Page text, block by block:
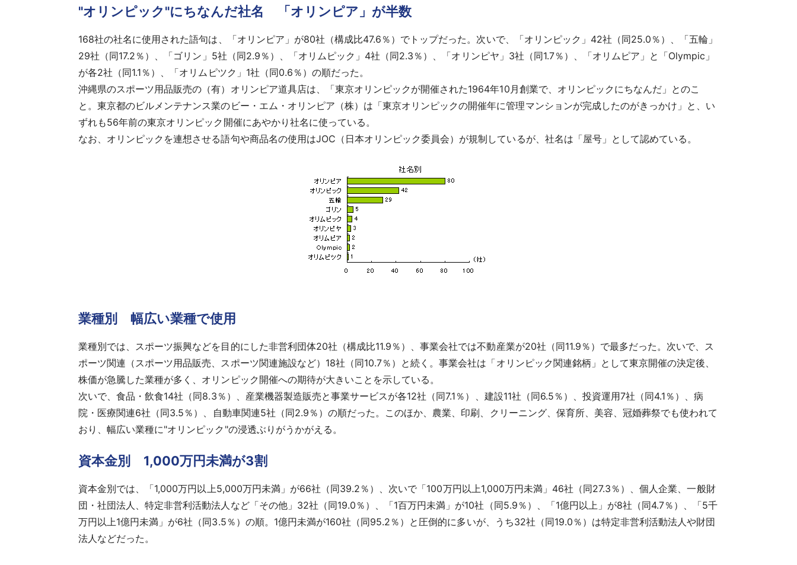
"オリンピック"にちなんだ社名 「オリンピア」が半数
168社の社名に使用された語句は、「オリンピア」が80社（構成比47.6％）でトップだった。次いで、「オリンピック」42社（同25.0％）、「五輪」
29社（同17.2％）、「ゴリン」5社（同2.9％）、「オリムピック」4社（同2.3％）、「オリンピヤ」3社（同1.7％）、「オリムピア」と「Olympic」
が各2社（同1.1％）、「オリムピツク」1社（同0.6％）の順だった。
沖縄県のスポーツ用品販売の（有）オリンピア道具店は、「東京オリンピックが開催された1964年10月創業で、オリンピックにちなんだ」とのこ
と。東京都のビルメンテナンス業のビー・エム・オリンピア（株）は「東京オリンピックの開催年に管理マンションが完成したのがきっかけ」と、い
ずれも56年前の東京オリンピック開催にあやかり社名に使っている。
なお、オリンピックを連想させる語句や商品名の使用はJOC（日本オリンピック委員会）が規制しているが、社名は「屋号」として認めている。
業種別 幅広い業種で使用
業種別では、スポーツ振興などを目的にした非営利団体20社（構成比11.9％）、事業会社では不動産業が20社（同11.9％）で最多だった。次いで、ス
ポーツ関連（スポーツ用品販売、スポーツ関連施設など）18社（同10.7％）と続く。事業会社は「オリンピック関連銘柄」として東京開催の決定後、
株価が急騰した業種が多く、オリンピック開催への期待が大きいことを示している。
次いで、食品・飲食14社（同8.3％）、産業機器製造販売と事業サービスが各12社（同7.1％）、建設11社（同6.5％）、投資運用7社（同4.1％）、病
院・医療関連6社（同3.5％）、自動車関連5社（同2.9％）の順だった。このほか、農業、印刷、クリーニング、保育所、美容、冠婚葬祭でも使われて
おり、幅広い業種に"オリンピック"の浸透ぶりがうかがえる。
資本金別 1,000万円未満が3割
資本金別では、「1,000万円以上5,000万円未満」が66社（同39.2％）、次いで「100万円以上1,000万円未満」46社（同27.3％）、個人企業、一般財
団・社団法人、特定非営利活動法人など「その他」32社（同19.0％）、「1百万円未満」が10社（同5.9％）、「1億円以上」が8社（同4.7％）、「5千
万円以上1億円未満」が6社（同3.5％）の順。1億円未満が160社（同95.2％）と圧倒的に多いが、うち32社（同19.0％）は特定非営利活動法人や財団
法人などだった。